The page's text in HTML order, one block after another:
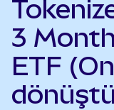
3
ETF